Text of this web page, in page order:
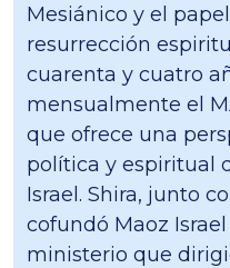
Mesiánico y el
resurrección
cuarenta y cuatro
mensualmente el
que ofrece una
política y espiritual
Israel. Shira, junto
cofundó Maoz
ministerio que